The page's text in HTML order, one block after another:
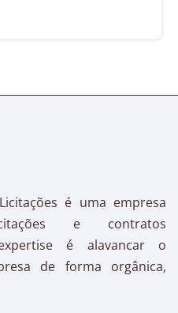
é uma empresa
e contratos
é alavancar o
de forma orgânica,